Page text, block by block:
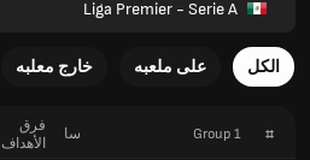
Liga Premier - Serie A
الكل على ملعبه خارج معلبه
#
Group 1 سا
فرق
الأهداف